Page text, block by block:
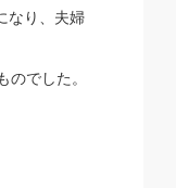
なり、夫婦
でした。